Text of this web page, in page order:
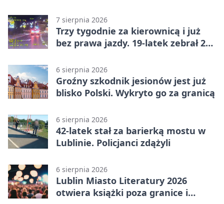
7 sierpnia 2026
Trzy tygodnie za kierownicą i już
bez prawa jazdy. 19-latek zebrał 23
6 sierpnia 2026
Groźny szkodnik jesionów jest już
blisko Polski. Wykryto go za granicą
6 sierpnia 2026
42-latek stał za barierką mostu w
Lublinie. Policjanci zdążyli
6 sierpnia 2026
Lublin Miasto Literatury 2026
otwiera książki poza granice i